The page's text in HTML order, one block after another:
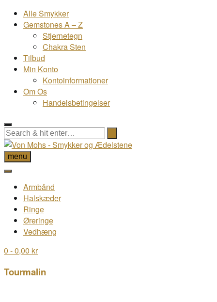
Alle Smykker
Gemstones A – Z
Stjernetegn
Chakra Sten
Tilbud
Min Konto
Kontoinformationer
Om Os
Handelsbetingelser
menu
Armbånd
Halskæder
Ringe
Øreringe
Vedhæng
0 - 0,00 kr
Tourmalin